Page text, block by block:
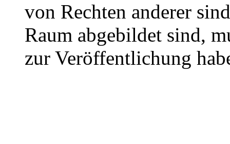
von Rechten anderer
Raum abgebildet sind,
zur Veröffentlichung